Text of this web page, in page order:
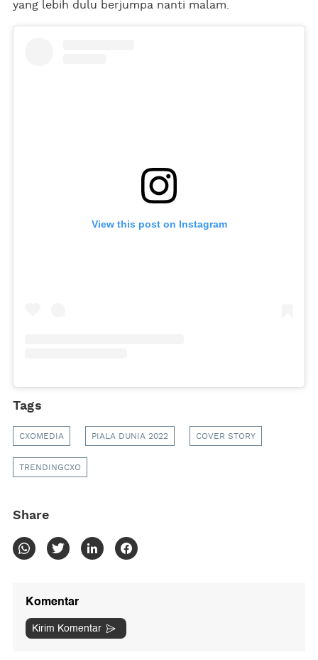
yang lebih dulu berjumpa nanti malam.
View this post on Instagram
Tags
CXOMEDIA PIALA DUNIA 2022 COVER STORY
TRENDINGCXO
Share